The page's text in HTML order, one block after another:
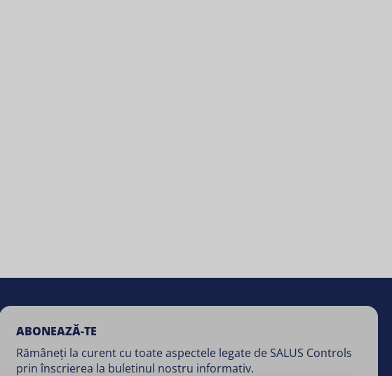
ABONEAZĂ-TE
Rămâneți la curent cu toate aspectele legate de SALUS Controls
prin înscrierea la buletinul nostru informativ.